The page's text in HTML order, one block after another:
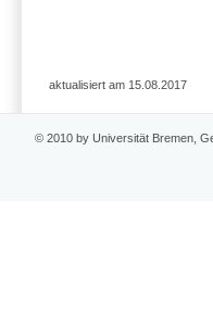
aktualisiert am 15.08.2017
© 2010 by Universität Bremen,